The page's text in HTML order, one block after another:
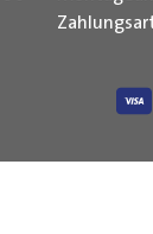
Trafic
VW